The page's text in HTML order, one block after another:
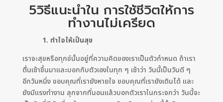
5วิธีแนะนำใน การใช้ชีวิตให้การ
ทำงานไม่เครียด
1. ทำใจให้เป็นสุข
เราจะสุขหรือทุกข์นั้นอยู่ที่ความคิดของเราเป็นตัวกำหนด ถ้าเรา
ตื่นเช้าขึ้นมาและบอกกับตัวเองในทุก ๆ เช้าว่า วันนี้เป็นวันดี ๆ
อีกวันหนึ่ง ขอบคุณที่เรายังหายใจ ขอบคุณที่เรายังเดินได้ และ
ยังมีแรงทำงาน ลุกจากที่นอนแล้วบอกตัวเราในกระจกว่า วันนี้จะ